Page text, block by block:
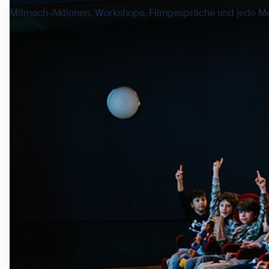
Mitmach-Aktionen, Workshops, Filmgespräche und jede